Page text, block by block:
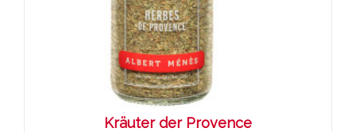
Kräuter der Provence